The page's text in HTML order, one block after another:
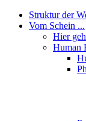
Struktur der
Vom Schein ...
Hier
Human